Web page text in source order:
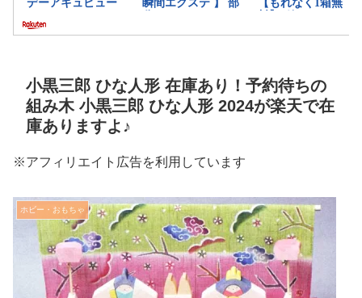
小黒三郎 ひな人形 在庫あり！予約待ちの
組み木 小黒三郎 ひな人形 2024が楽天で在
庫ありますよ♪
※アフィリエイト広告を利用しています
ホビー・おもちゃ